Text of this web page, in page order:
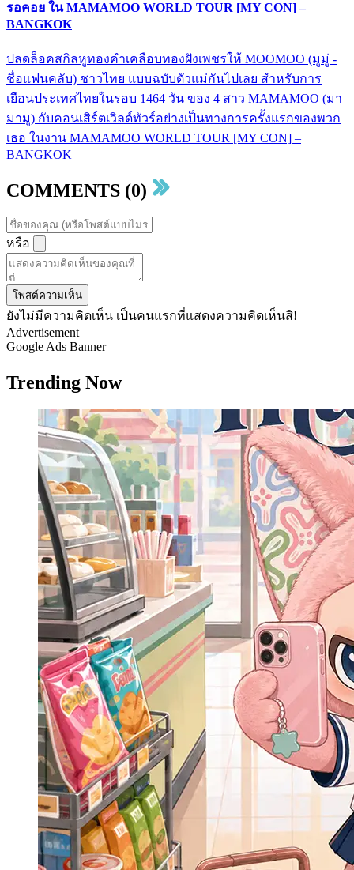
รอคอย ใน MAMAMOO WORLD TOUR [MY CON] –
BANGKOK
ปลดล็อคสกิลหูทองคำเคลือบทองฝังเพชรให้ MOOMOO (มูมู่ -
ชื่อแฟนคลับ) ชาวไทย แบบฉบับตัวแม่กันไปเลย สำหรับการ
เยือนประเทศไทยในรอบ 1464 วัน ของ 4 สาว MAMAMOO (มา
มามู) กับคอนเสิร์ตเวิลด์ทัวร์อย่างเป็นทางการครั้งแรกของพวก
เธอ ในงาน MAMAMOO WORLD TOUR [MY CON] –
BANGKOK
COMMENTS (0)
หรือ
โพสต์ความเห็น
ยังไม่มีความคิดเห็น เป็นคนแรกที่แสดงความคิดเห็นสิ!
Advertisement
Google Ads Banner
Trending Now